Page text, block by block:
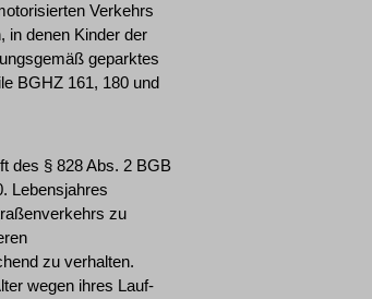
Verkehrs
in denen Kinder der
geparktes
BGHZ 161, 180 und
des § 828 Abs. 2 BGB
Lebensjahres
zu
zu verhalten.
wegen ihres Lauf-